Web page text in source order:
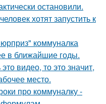
остановили.
хотят запустить к
коммуналка
в ближайшие годы.
видео, то это значит,
место.
про коммуналку -